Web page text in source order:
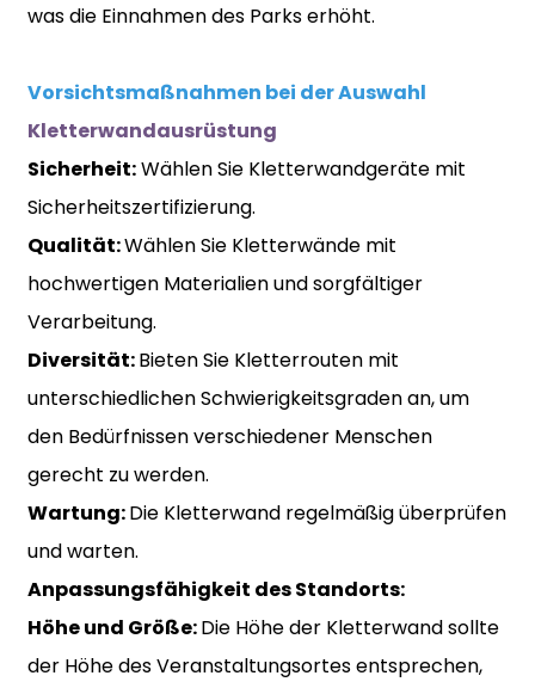
was die Einnahmen des Parks erhöht.
Vorsichtsmaßnahmen bei der Auswahl
Kletterwandausrüstung
Sicherheit:Wählen Sie Kletterwandgeräte mit
Sicherheitszertifizierung.
Qualität:Wählen Sie Kletterwände mit
hochwertigen Materialien und sorgfältiger
Verarbeitung.
Diversität:Bieten Sie Kletterrouten mit
unterschiedlichen Schwierigkeitsgraden an, um
den Bedürfnissen verschiedener Menschen
gerecht zu werden.
Wartung:Die Kletterwand regelmäßig überprüfen
und warten.
Anpassungsfähigkeit des Standorts:
Höhe und Größe:Die Höhe der Kletterwand sollte
der Höhe des Veranstaltungsortes entsprechen,